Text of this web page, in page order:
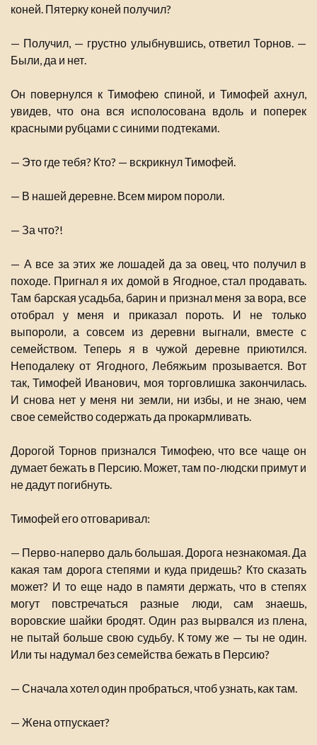
коней. Пятерку коней получил?
— Получил, — грустно улыбнувшись, ответил Торнов. —
Были, да и нет.
Он повернулся к Тимофею спиной, и Тимофей ахнул,
увидев, что она вся исполосована вдоль и поперек
красными рубцами с синими подтеками.
— Это где тебя? Кто? — вскрикнул Тимофей.
— В нашей деревне. Всем миром пороли.
— За что?!
— А все за этих же лошадей да за овец, что получил в
походе. Пригнал я их домой в Ягодное, стал продавать.
Там барская усадьба, барин и признал меня за вора, все
отобрал у меня и приказал пороть. И не только
выпороли, а совсем из деревни выгнали, вместе с
семейством. Теперь я в чужой деревне приютился.
Неподалеку от Ягодного, Лебяжьим прозывается. Вот
так, Тимофей Иванович, моя торговлишка закончилась.
И снова нет у меня ни земли, ни избы, и не знаю, чем
свое семейство содержать да прокармливать.
Дорогой Торнов признался Тимофею, что все чаще он
думает бежать в Персию. Может, там по-людски примут и
не дадут погибнуть.
Тимофей его отговаривал:
— Перво-наперво даль большая. Дорога незнакомая. Да
какая там дорога степями и куда придешь? Кто сказать
может? И то еще надо в памяти держать, что в степях
могут повстречаться разные люди, сам знаешь,
воровские шайки бродят. Один раз вырвался из плена,
не пытай больше свою судьбу. К тому же — ты не один.
Или ты надумал без семейства бежать в Персию?
— Сначала хотел один пробраться, чтоб узнать, как там.
— Жена отпускает?